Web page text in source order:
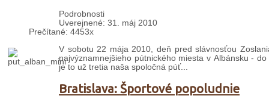
Podrobnosti
Uverejnené: 31. máj 2010
Prečítané: 4453x
V sobotu 22 mája 2010, deň pred slávnosťou
najvýznamnejšieho pútnického miesta v Albánsku -
je to už tretia naša spoločná púť...
Bratislava: Športové popoludnie